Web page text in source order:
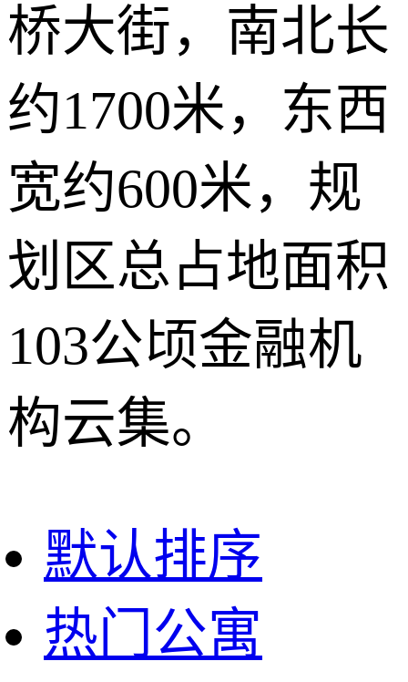
桥大街，南北长
约1700米，东西
宽约600米，规
划区总占地面积
103公顷金融机
构云集。
默认排序
热门公寓